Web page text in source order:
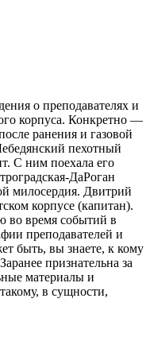
о преподавателях и
корпуса. Конкретно —
ранения и газовой
пехотный
С ним поехала его
ДаРоган
милосердия. Двитрий
корпусе (капитан).
во время событий в
преподавателей и
быть, вы знаете, к кому
признательна за
материалы и
в сущности,